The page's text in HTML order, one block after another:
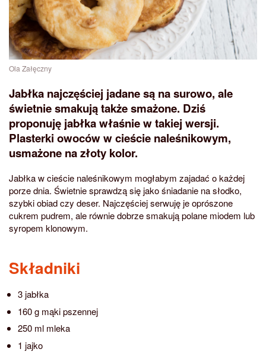
Ola Załęczny
Jabłka najczęściej jadane są na surowo, ale
świetnie smakują także smażone. Dziś
proponuję jabłka właśnie w takiej wersji.
Plasterki owoców w cieście naleśnikowym,
usmażone na złoty kolor.
Jabłka w cieście naleśnikowym mogłabym zajadać o każdej
porze dnia. Świetnie sprawdzą się jako śniadanie na słodko,
szybki obiad czy deser. Najczęściej serwuję je oprószone
cukrem pudrem, ale równie dobrze smakują polane miodem lub
syropem klonowym.
Składniki
3 jabłka
160 g mąki pszennej
250 ml mleka
1 jajko